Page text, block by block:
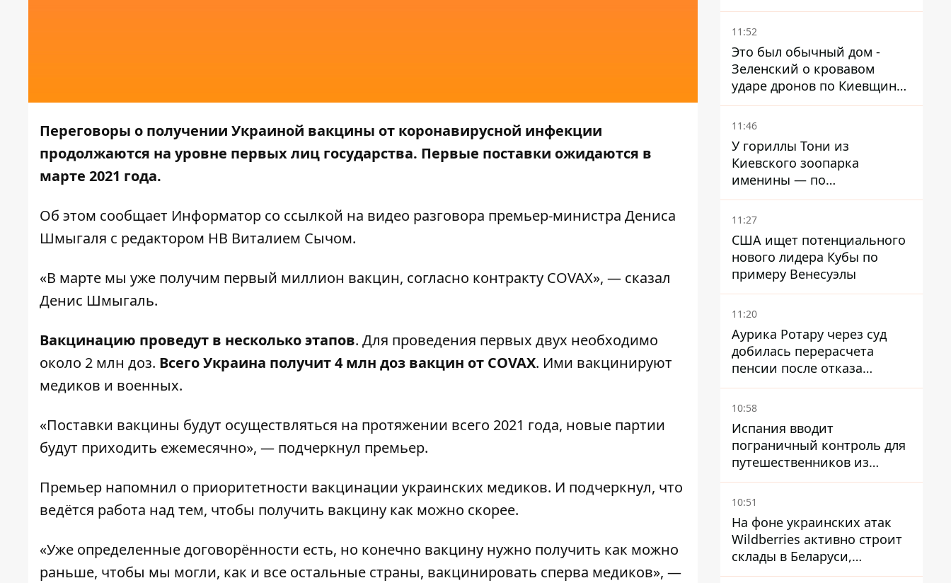
Переговоры о получении Украиной вакцины от коронавирусной инфекции
продолжаются на уровне первых лиц государства. Первые поставки ожидаются в
марте 2021 года.
Об этом сообщает Информатор со ссылкой на видео разговора премьер-министра Дениса
Шмыгаля с редактором НВ Виталием Сычом.
«В марте мы уже получим первый миллион вакцин, согласно контракту COVAX», — сказал
Денис Шмыгаль.
Вакцинацию проведут в несколько этапов. Для проведения первых двух необходимо
около 2 млн доз. Всего Украина получит 4 млн доз вакцин от COVAX. Ими вакцинируют
медиков и военных.
«Поставки вакцины будут осуществляться на протяжении всего 2021 года, новые партии
будут приходить ежемесячно», — подчеркнул премьер.
Премьер напомнил о приоритетности вакцинации украинских медиков. И подчеркнул, что
ведётся работа над тем, чтобы получить вакцину как можно скорее.
«Уже определенные договорённости есть, но конечно вакцину нужно получить как можно
раньше, чтобы мы могли, как и все остальные страны, вакцинировать сперва медиков», —
ребенка
11:52
Это был обычный дом -
Зеленский о кровавом
ударе дронов по Киевщине,
где погибли дедушка,
бабушка и их малолетний
11:46
У гориллы Тони из
Киевского зоопарка
именины — по
человеческим меркам ему
уже больше 90 лет
11:27
США ищет потенциального
нового лидера Кубы по
примеру Венесуэлы
11:20
Аурика Ротару через суд
добилась перерасчета
пенсии после отказа
Пенсионного фонда
10:58
Испания вводит
пограничный контроль для
путешественников из
Италии из-за
миграционного конфликта
10:51
На фоне украинских атак
Wildberries активно строит
склады в Беларуси,
Казахстане, Узбекистане